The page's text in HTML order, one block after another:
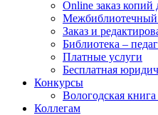
Online заказ копий
Межбиблиотечный
Заказ и
Библиотека –
Платные услуги
Бесплатная
Конкурсы
Вологодская книга
Коллегам